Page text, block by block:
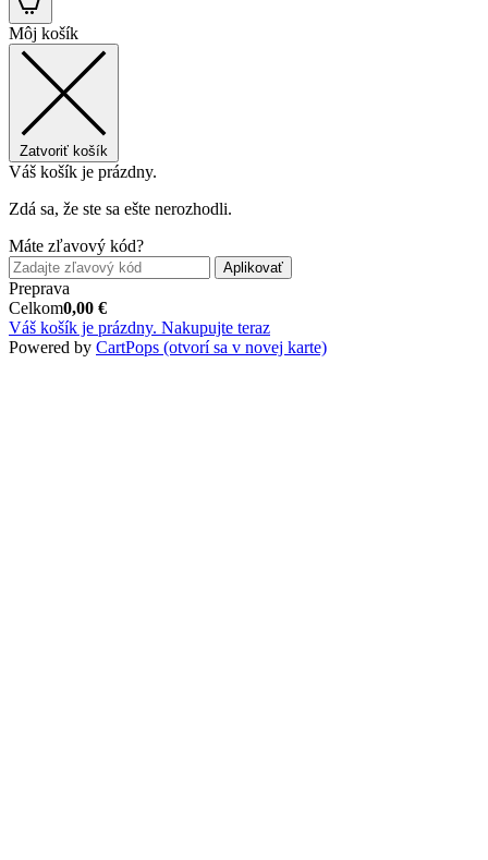
Môj košík
Zatvoriť košík
Váš košík je prázdny.
Zdá sa, že ste sa ešte nerozhodli.
Máte zľavový kód?
Aplikovať
Preprava
Celkom0,00 €
Váš košík je prázdny. Nakupujte teraz
Powered by CartPops (otvorí sa v novej karte)